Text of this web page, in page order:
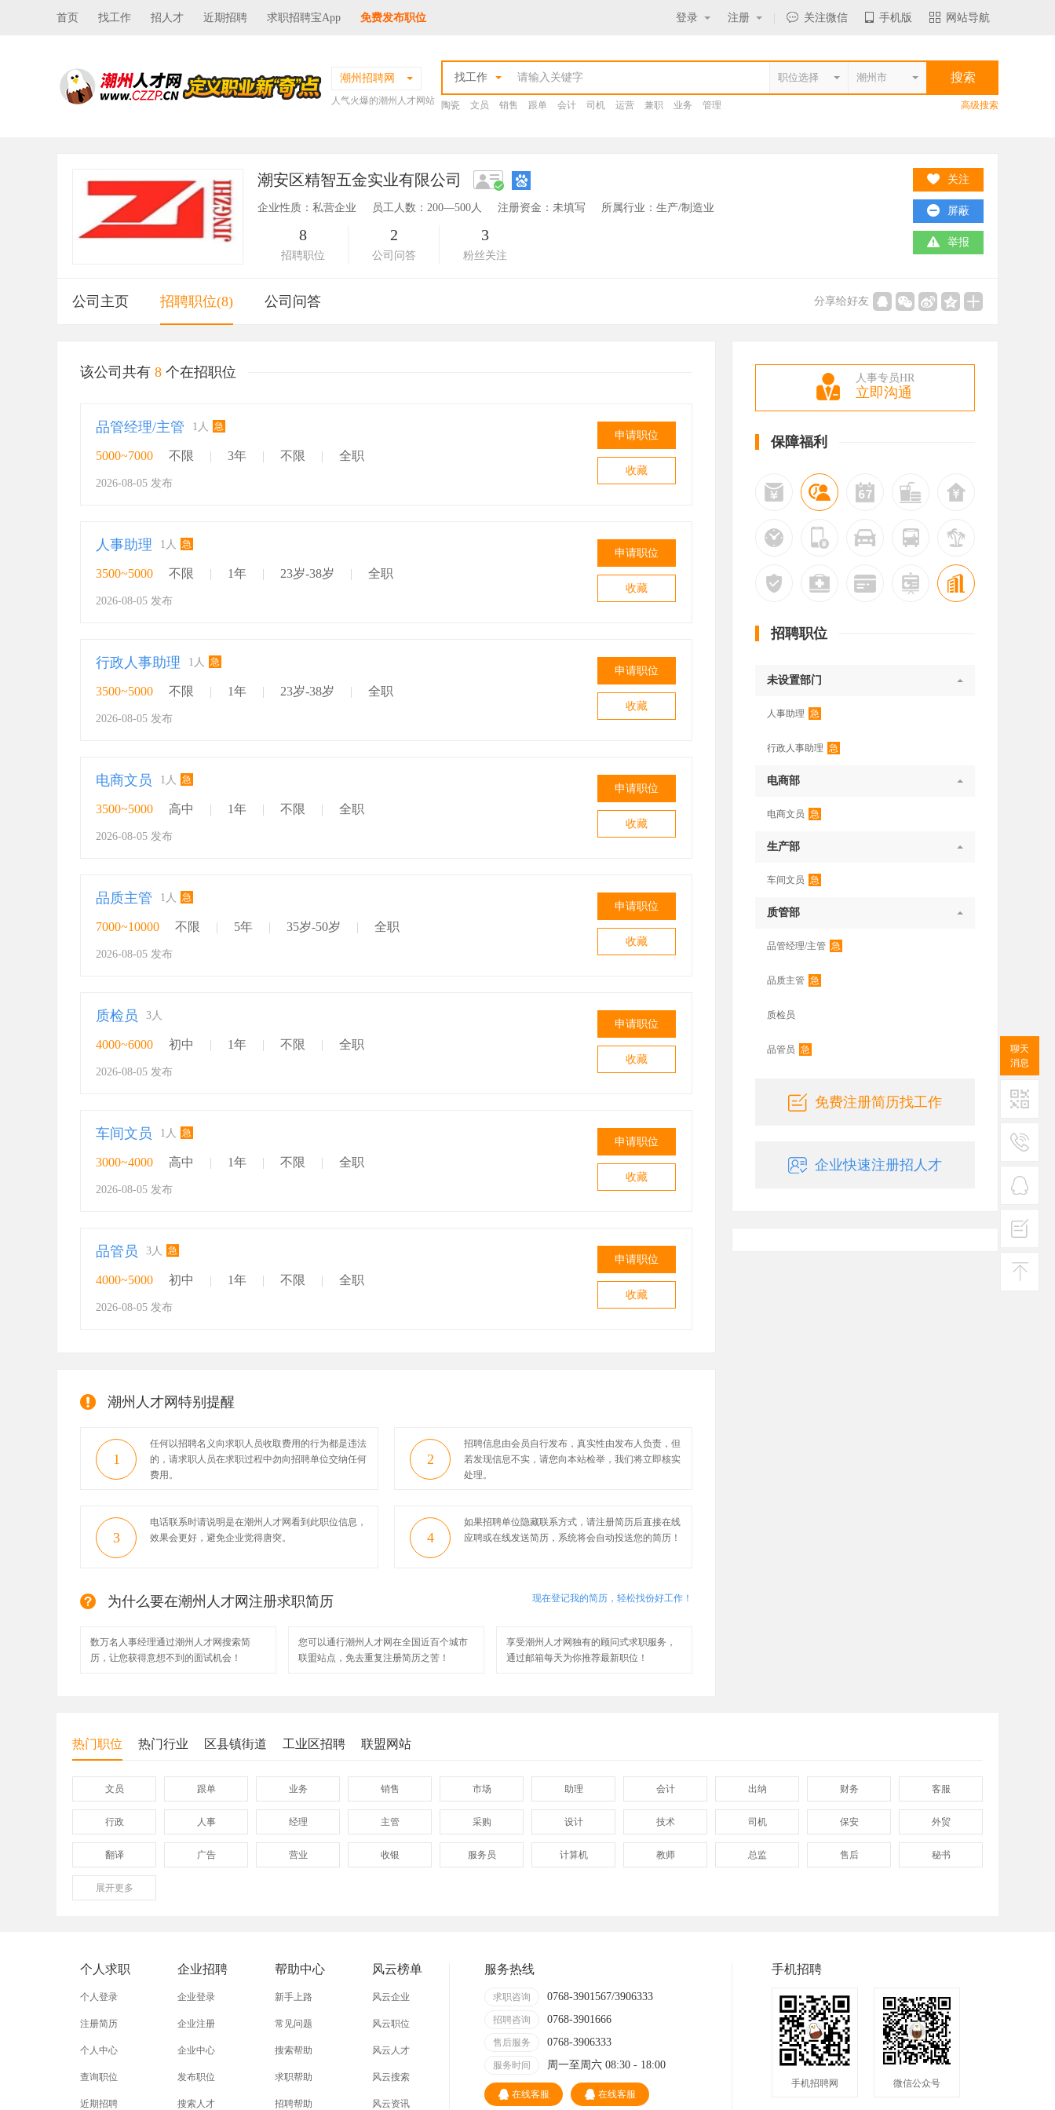
首页 找工作 招人才 近期招聘 求职招聘宝App 免费发布职位 登录 注册 关注微信 手机版 网站导航
潮州招聘网
人气火爆的潮州人才网站
找工作
陶瓷 文员 销售 跟单 会计 司机 运营 兼职 业务 管理 高级搜索
潮安区精智五金实业有限公司
企业性质：私营企业 员工人数：200—500人 注册资金：未填写 所属行业：生产/制造业
8
招聘职位
2
公司问答
3
粉丝关注
关注
屏蔽
举报
公司主页 招聘职位(8) 公司问答 分享给好友
该公司共有 8 个在招职位
品管经理/主管 1人 急
5000~7000 不限 | 3年 | 不限 | 全职
2026-08-05 发布
申请职位
收藏
人事助理 1人 急
3500~5000 不限 | 1年 | 23岁-38岁 | 全职
2026-08-05 发布
申请职位
收藏
行政人事助理 1人 急
3500~5000 不限 | 1年 | 23岁-38岁 | 全职
2026-08-05 发布
申请职位
收藏
电商文员 1人 急
3500~5000 高中 | 1年 | 不限 | 全职
2026-08-05 发布
申请职位
收藏
品质主管 1人 急
7000~10000 不限 | 5年 | 35岁-50岁 | 全职
2026-08-05 发布
申请职位
收藏
质检员 3人
4000~6000 初中 | 1年 | 不限 | 全职
2026-08-05 发布
申请职位
收藏
车间文员 1人 急
3000~4000 高中 | 1年 | 不限 | 全职
2026-08-05 发布
申请职位
收藏
品管员 3人 急
4000~5000 初中 | 1年 | 不限 | 全职
2026-08-05 发布
申请职位
收藏
潮州人才网特别提醒
1
任何以招聘名义向求职人员收取费用的行为都是违法
的，请求职人员在求职过程中勿向招聘单位交纳任何
费用。
2
招聘信息由会员自行发布，真实性由发布人负责，但
若发现信息不实，请您向本站检举，我们将立即核实
处理。
3
电话联系时请说明是在潮州人才网看到此职位信息，
效果会更好，避免企业觉得唐突。
4
如果招聘单位隐藏联系方式，请注册简历后直接在线
应聘或在线发送简历，系统将会自动投送您的简历！
为什么要在潮州人才网注册求职简历 现在登记我的简历，轻松找份好工作！
数万名人事经理通过潮州人才网搜索简
历，让您获得意想不到的面试机会！
您可以通行潮州人才网在全国近百个城市
联盟站点，免去重复注册简历之苦！
享受潮州人才网独有的顾问式求职服务，
通过邮箱每天为你推荐最新职位！
人事专员HR
立即沟通
保障福利
招聘职位
未设置部门
人事助理 急
行政人事助理 急
电商部
电商文员 急
生产部
车间文员 急
质管部
品管经理/主管 急
品质主管 急
质检员
品管员 急
免费注册简历找工作
企业快速注册招人才
热门职位 热门行业 区县镇街道 工业区招聘 联盟网站
文员 跟单 业务 销售 市场 助理 会计 出纳 财务 客服
行政 人事 经理 主管 采购 设计 技术 司机 保安 外贸
翻译 广告 营业 收银 服务员 计算机 教师 总监 售后 秘书
保险
展开更多
个人求职
个人登录
注册简历
个人中心
查询职位
近期招聘
企业招聘
企业登录
企业注册
企业中心
发布职位
搜索人才
帮助中心
新手上路
常见问题
搜索帮助
求职帮助
招聘帮助
风云榜单
风云企业
风云职位
风云人才
风云搜索
风云资讯
服务热线
求职咨询 0768-3901567/3906333
招聘咨询 0768-3901666
售后服务 0768-3906333
服务时间 周一至周六 08:30 - 18:00
在线客服 在线客服
手机招聘
手机招聘网 微信公众号
聊天
消息
二维码
热线
客服
建议